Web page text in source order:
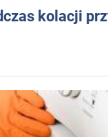
kolacji